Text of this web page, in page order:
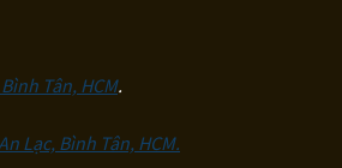
Tân, HCM.
Lạc, Bình Tân, HCM.